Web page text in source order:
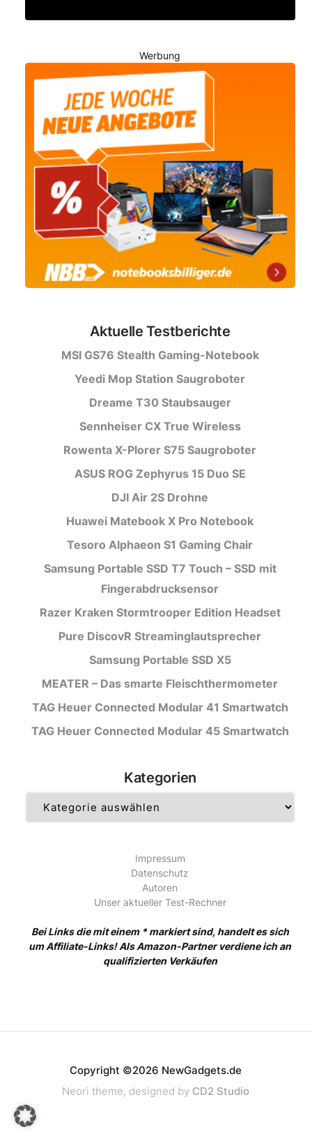
Werbung
Aktuelle Testberichte
MSI GS76 Stealth Gaming-Notebook
Yeedi Mop Station Saugroboter
Dreame T30 Staubsauger
Sennheiser CX True Wireless
Rowenta X-Plorer S75 Saugroboter
ASUS ROG Zephyrus 15 Duo SE
DJI Air 2S Drohne
Huawei Matebook X Pro Notebook
Tesoro Alphaeon S1 Gaming Chair
Samsung Portable SSD T7 Touch – SSD mit
Fingerabdrucksensor
Razer Kraken Stormtrooper Edition Headset
Pure DiscovR Streaminglautsprecher
Samsung Portable SSD X5
MEATER – Das smarte Fleischthermometer
TAG Heuer Connected Modular 41 Smartwatch
TAG Heuer Connected Modular 45 Smartwatch
Kategorien
Impressum
Datenschutz
Autoren
Unser aktueller Test-Rechner
Bei Links die mit einem * markiert sind, handelt es sich
um Affiliate-Links! Als Amazon-Partner verdiene ich an
qualifizierten Verkäufen
Copyright ©2026 NewGadgets.de
Neori theme, designed by CD2 Studio